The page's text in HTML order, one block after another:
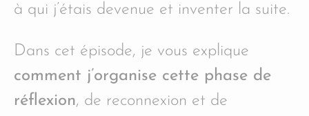
à qui j’étais devenue et inventer la suite.
Dans cet épisode, je vous explique
comment j’organise cette phase de
réflexion, de reconnexion et de